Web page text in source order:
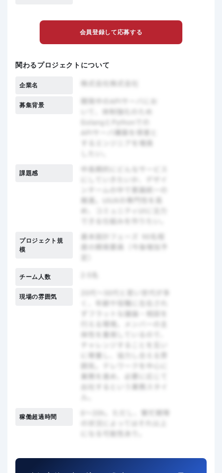
会員登録して応募する
関わるプロジェクトについて
企業名
募集背景
課題感
プロジェクト規
模
チーム人数
現場の雰囲気
稼働超過時間